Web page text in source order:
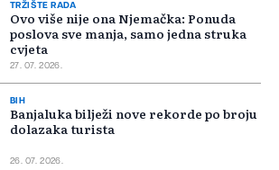
TRŽIŠTE RADA
Ovo više nije ona Njemačka: Ponuda
poslova sve manja, samo jedna struka
cvjeta
27. 07. 2026.
BIH
Banjaluka bilježi nove rekorde po broju
dolazaka turista
26. 07. 2026.